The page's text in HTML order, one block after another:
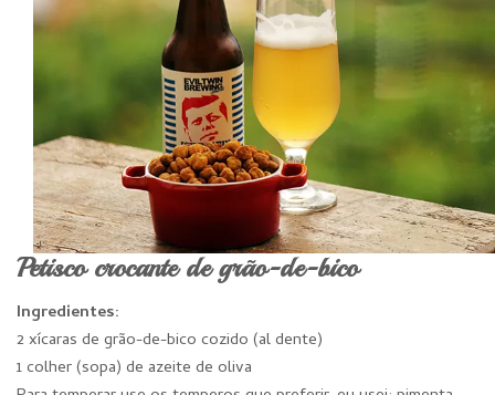
Petisco crocante de grão-de-bico
Ingredientes:
2 xícaras de grão-de-bico cozido (al dente)
1 colher (sopa) de azeite de oliva